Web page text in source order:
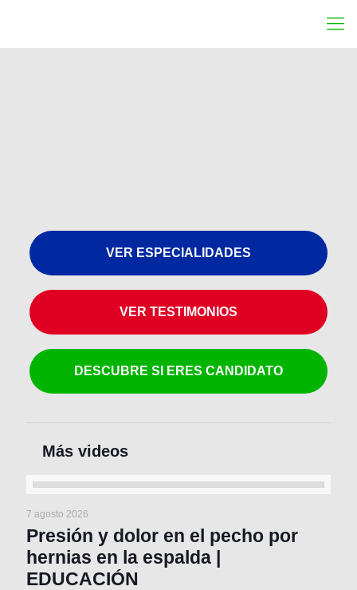
VER ESPECIALIDADES
VER TESTIMONIOS
DESCUBRE SI ERES CANDIDATO
7 agosto 2026
Presión y dolor en el pecho por
hernias en la espalda |
EDUCACIÓN